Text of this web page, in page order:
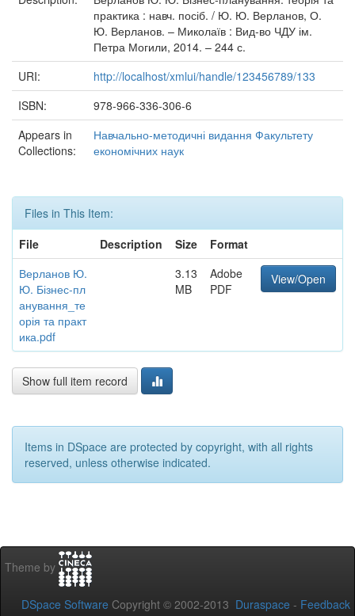
практика : навч. посіб. / Ю. Ю. Верланов, О.
Ю. Верланов. – Миколаїв : Вид-во ЧДУ ім.
Петра Могили, 2014. – 244 с.
URI:
http://localhost/xmlui/handle/123456789/133
ISBN:
978-966-336-306-6
Appears in
Collections:
Навчально-методичні видання Факультету
економічних наук
Files in This Item:
File
Description Size
Format
Верланов Ю.
Ю. Бізнес-пл
анування_те
орія та практ
ика.pdf
3.13
MB
Adobe
PDF
View/Open
Show full item record
Items in DSpace are protected by copyright, with all rights
reserved, unless otherwise indicated.
Theme by
DSpace Software Copyright © 2002-2013 Duraspace - Feedback